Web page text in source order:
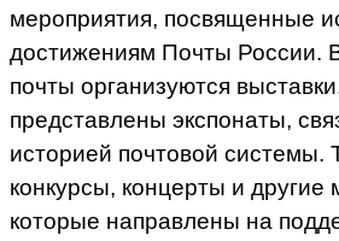
мероприятия, посвященные
достижениям Почты России.
почты организуются
представлены экспонаты,
историей почтовой системы.
конкурсы, концерты и другие
которые направлены на